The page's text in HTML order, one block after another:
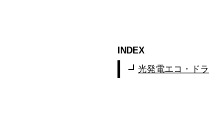
INDEX
光発電エコ・ド